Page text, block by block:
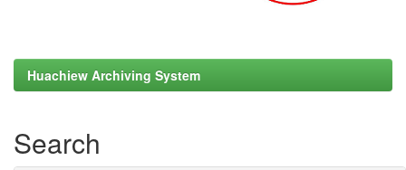
Huachiew Archiving System
Search